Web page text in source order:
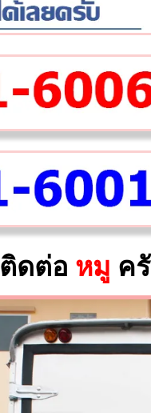
ติดต่อ หมู ค